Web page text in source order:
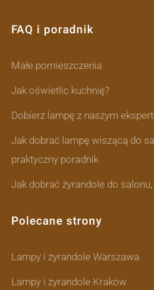
FAQ i poradnik
Małe pomieszczenia
Jak oświetlic kuchnię?
Dobierz lampę z naszym
Jak dobrać lampę wiszącą do
praktyczny poradnik
Jak dobrać żyrandole do
Polecane strony
Lampy i żyrandole Warszawa
Lampy i żyrandole Kraków